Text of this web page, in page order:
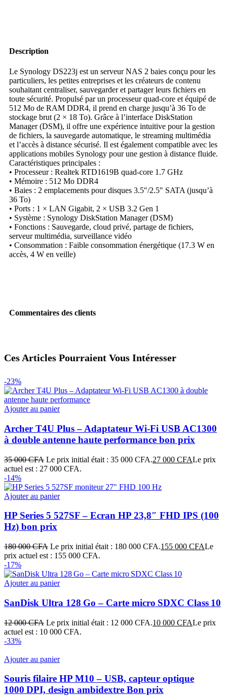
Description
Le Synology DS223j est un serveur NAS 2 baies conçu pour les
particuliers, les petites entreprises et les créateurs de contenu
souhaitant centraliser, sauvegarder et partager leurs fichiers en
toute sécurité. Propulsé par un processeur quad-core et équipé de
512 Mo de RAM DDR4, il prend en charge jusqu’à 36 To de
stockage brut (2 × 18 To). Grâce à l’interface DiskStation
Manager (DSM), il offre une expérience intuitive pour la gestion
de fichiers, la sauvegarde automatique, le streaming multimédia
et l’accès à distance sécurisé. Il est également compatible avec les
applications mobiles Synology pour une gestion à distance fluide.
Caractéristiques principales :
• Processeur : Realtek RTD1619B quad-core 1.7 GHz
• Mémoire : 512 Mo DDR4
• Baies : 2 emplacements pour disques 3.5″/2.5″ SATA (jusqu’à
36 To)
• Ports : 1 × LAN Gigabit, 2 × USB 3.2 Gen 1
• Système : Synology DiskStation Manager (DSM)
• Fonctions : Sauvegarde, cloud privé, partage de fichiers,
serveur multimédia, surveillance vidéo
• Consommation : Faible consommation énergétique (17.3 W en
accès, 4 W en veille)
Commentaires des clients
Ces Articles Pourraient Vous Intéresser
-23%
Ajouter au panier
Archer T4U Plus – Adaptateur Wi-Fi USB AC1300
à double antenne haute performance bon prix
35 000CFA Le prix initial était : 35 000 CFA.27 000 CFALe prix
actuel est : 27 000 CFA.
-14%
Ajouter au panier
HP Series 5 527SF – Ecran HP 23,8″ FHD IPS (100
Hz) bon prix
180 000CFA Le prix initial était : 180 000 CFA.155 000 CFALe
prix actuel est : 155 000 CFA.
-17%
Ajouter au panier
SanDisk Ultra 128 Go – Carte micro SDXC Class 10
12 000CFA Le prix initial était : 12 000 CFA.10 000 CFALe prix
actuel est : 10 000 CFA.
-33%
Ajouter au panier
Souris filaire HP M10 – USB, capteur optique
1000 DPI, design ambidextre Bon prix